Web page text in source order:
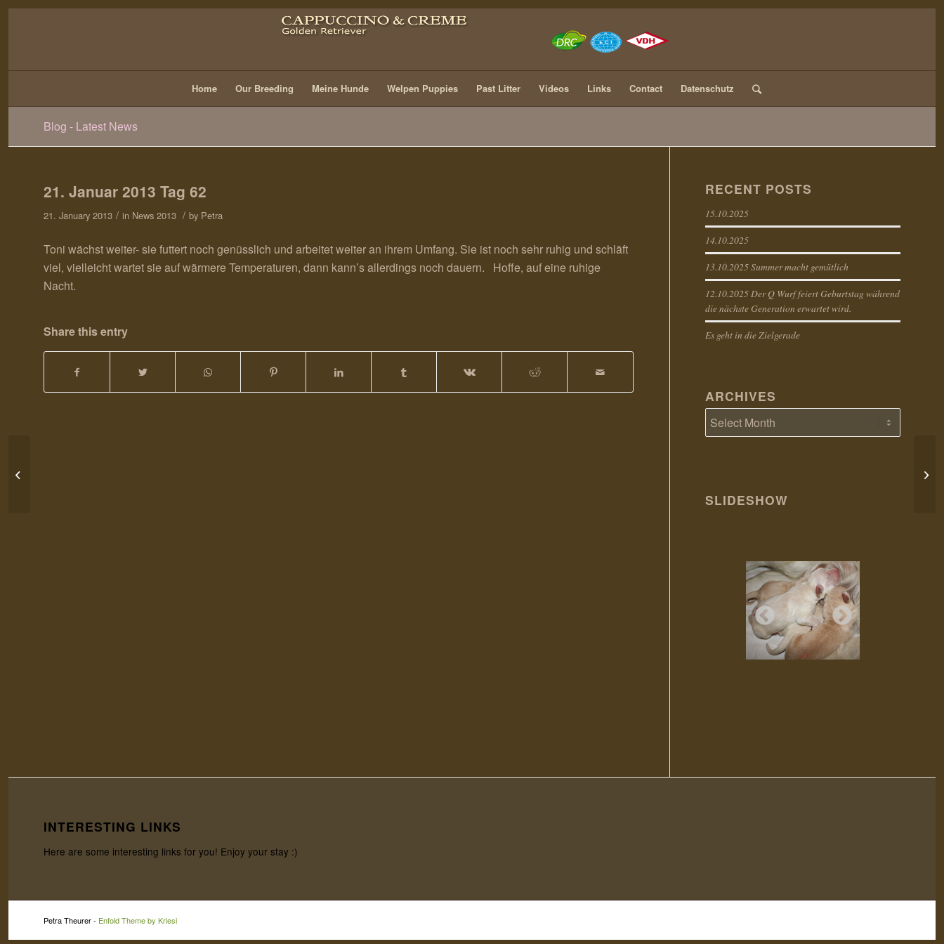
Home Our Breeding Meine Hunde Welpen Puppies Past Litter Videos Links Contact Datenschutz
Blog - Latest News
21. Januar 2013 Tag 62
21. January 2013 / in News 2013 / by Petra
Toni wächst weiter- sie futtert noch genüsslich und arbeitet weiter an ihrem Umfang. Sie ist noch sehr ruhig und schläft
viel, vielleicht wartet sie auf wärmere Temperaturen, dann kann’s allerdings noch dauern. Hoffe, auf eine ruhige
Nacht.
Share this entry
RECENT POSTS
15.10.2025
14.10.2025
13.10.2025 Summer macht gemütlich
12.10.2025 Der Q Wurf feiert Geburtstag während
die nächste Generation erwartet wird.
Es geht in die Zielgerade
ARCHIVES
SLIDESHOW
INTERESTING LINKS
Here are some interesting links for you! Enjoy your stay :)
Petra Theurer - Enfold Theme by Kriesi
H